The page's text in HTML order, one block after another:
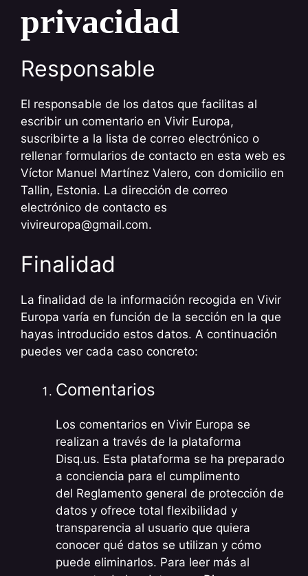
privacidad
Responsable
El responsable de los datos que facilitas al
escribir un comentario en Vivir Europa,
suscribirte a la lista de correo electrónico o
rellenar formularios de contacto en esta web es
Víctor Manuel Martínez Valero, con domicilio en
Tallin, Estonia. La dirección de correo
electrónico de contacto es
vivireuropa@gmail.com.
Finalidad
La finalidad de la información recogida en Vivir
Europa varía en función de la sección en la que
hayas introducido estos datos. A continuación
puedes ver cada caso concreto:
Comentarios
Los comentarios en Vivir Europa se
realizan a través de la plataforma
Disq.us. Esta plataforma se ha preparado
a conciencia para el cumplimento
del Reglamento general de protección de
datos y ofrece total flexibilidad y
transparencia al usuario que quiera
conocer qué datos se utilizan y cómo
puede eliminarlos. Para leer más al